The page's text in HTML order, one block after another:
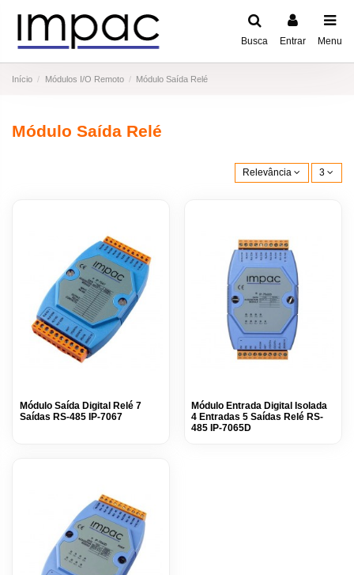
Busca Entrar Menu
Início Módulos I/O Remoto Módulo Saída Relé
Módulo Saída Relé
Relevância 3
Módulo Saída Digital Relé 7
Saídas RS-485 IP-7067
Módulo Entrada Digital Isolada
4 Entradas 5 Saídas Relé RS-
485 IP-7065D